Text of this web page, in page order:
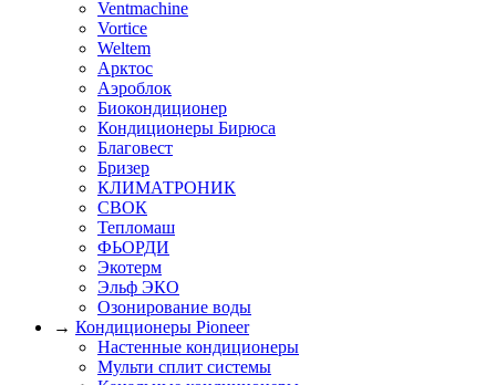
Ventmachine
Vortice
Weltem
Арктос
Аэроблок
Биокондиционер
Кондиционеры Бирюса
Благовест
Бризер
КЛИМАТРОНИК
СВОК
Тепломаш
ФЬОРДИ
Экотерм
Эльф ЭКО
Озонирование воды
→ Кондиционеры Pioneer
Настенные кондиционеры
Мульти сплит системы